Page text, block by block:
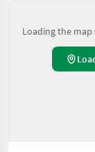
Loading the